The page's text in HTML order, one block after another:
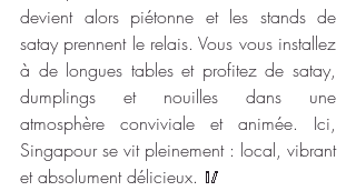
devient alors piétonne et les stands de
satay prennent le relais. Vous vous installez
à de longues tables et profitez de satay,
dumplings et nouilles dans une
atmosphère conviviale et animée. Ici,
Singapour se vit pleinement : local, vibrant
et absolument délicieux. 🥢